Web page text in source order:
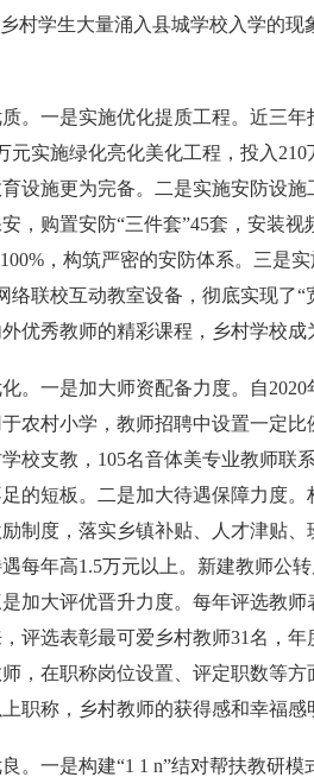
村学生大量涌入县城学校入学的现
一是实施优化提质工程。近三年
元实施绿化亮化美化工程，投入210
设施更为完备。二是实施安防设施
，购置安防“三件套”45套，安装视
，构筑严密的安防体系。三是实
络联校互动教室设备，彻底实现了“
优秀教师的精彩课程，乡村学校成
一是加大师资配备力度。自2020
农村小学，教师招聘中设置一定比
校支教，105名音体美专业教师联
的短板。二是加大待遇保障力度。
制度，落实乡镇补贴、人才津贴、
每年高1.5万元以上。新建教师公
加大评优晋升力度。每年评选教师
评选表彰最可爱乡村教师31名，年
，在职称岗位设置、评定职数等
职称，乡村教师的获得感和幸福感
一是构建“1 1 n”结对帮扶教研模